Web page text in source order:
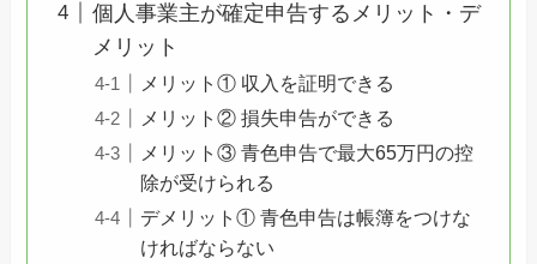
個人事業主が確定申告するメリット・デ
メリット
メリット① 収入を証明できる
メリット② 損失申告ができる
メリット③ 青色申告で最大65万円の控
除が受けられる
デメリット① 青色申告は帳簿をつけな
ければならない